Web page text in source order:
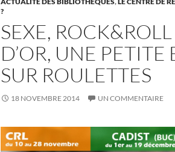
?
SEXE,
D’OR, UNE
SUR ROULETTES
18 NOVEMBRE 2014 UN COMMENTAIRE